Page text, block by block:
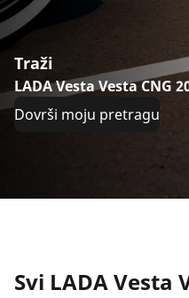
Traži
LADA Vesta Vesta CNG
Dovrši moju pretragu
Svi LADA Vesta